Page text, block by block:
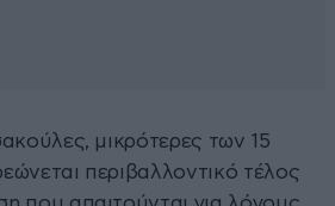
μικρότερες των 15
περιβαλλοντικό τέλος